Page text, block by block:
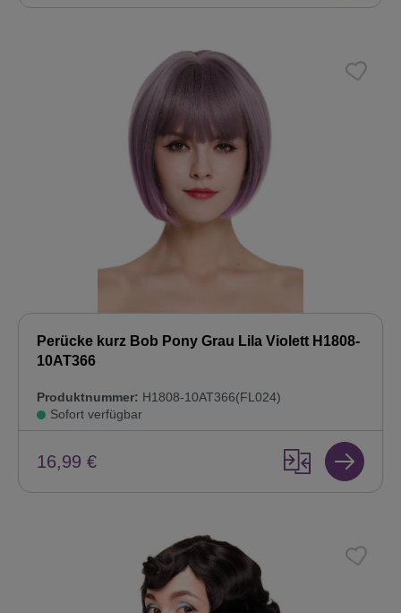
Perücke kurz Bob Pony Grau Lila Violett H1808-
10AT366
Produktnummer: H1808-10AT366(FL024)
Sofort verfügbar
16,99 €